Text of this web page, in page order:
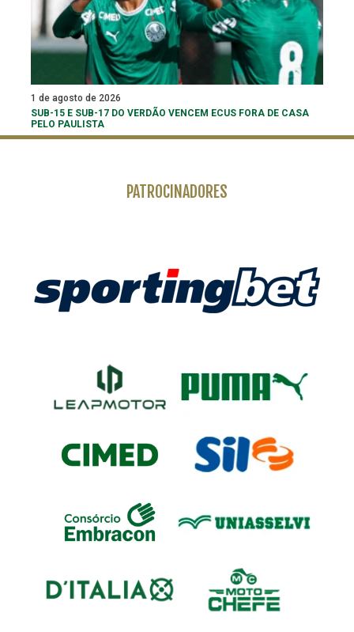
1 de agosto de 2026
SUB-15 E SUB-17 DO VERDÃO VENCEM ECUS FORA DE CASA
PELO PAULISTA
PATROCINADORES